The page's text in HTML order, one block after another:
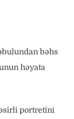
bəhs
həyata
portretini